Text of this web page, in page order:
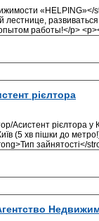
лестнице,
работы!</p>
рієлтора
Асистент рієлтора
(5 хв пішки до
зайнятості</